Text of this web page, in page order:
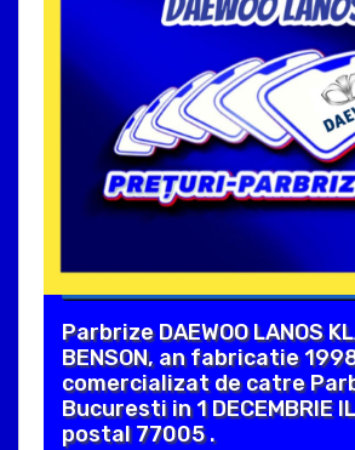
Parbrize DAEWOO LANOS
BENSON, an fabricatie
comercializat de catre
Bucuresti in 1 DECEMBRIE
postal 77005 .